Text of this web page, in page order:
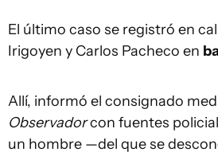
El último caso se registró en
Irigoyen y Carlos Pacheco en
Allí, informó el consignado
Observadorcon fuentes
un hombre —del que se